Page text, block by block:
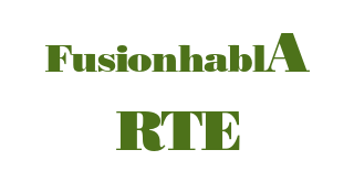
FusionhablA
RTE